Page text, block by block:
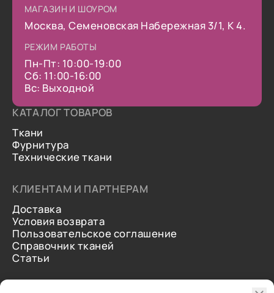
МАГАЗИН И ШОУРОМ
Москва, Семеновская Набережная 3/1, К 4.
РЕЖИМ РАБОТЫ
Пн-Пт: 10:00-19:00
Сб: 11:00-16:00
Вс: Выходной
КАТАЛОГ ТОВАРОВ
Ткани
Фурнитура
Технические ткани
КЛИЕНТАМ И ПАРТНЕРАМ
Доставка
Условия возврата
Пользовательское соглашение
Справочник тканей
Статьи